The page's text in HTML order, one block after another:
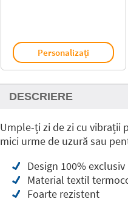
Personalizați
DESCRIERE
Umple-ți zi de zi cu vibrații
mici urme de uzură sau
Design 100% exclusiv
Material textil
Foarte rezistent